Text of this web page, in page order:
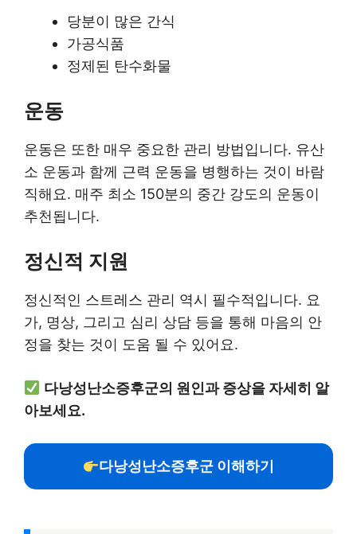
당분이 많은 간식
가공식품
정제된 탄수화물
운동
운동은 또한 매우 중요한 관리 방법입니다. 유산
소 운동과 함께 근력 운동을 병행하는 것이 바람
직해요. 매주 최소 150분의 중간 강도의 운동이
추천됩니다.
정신적 지원
정신적인 스트레스 관리 역시 필수적입니다. 요
가, 명상, 그리고 심리 상담 등을 통해 마음의 안
정을 찾는 것이 도움 될 수 있어요.
다낭성난소증후군의 원인과 증상을 자세히 알
아보세요.
다낭성난소증후군 이해하기